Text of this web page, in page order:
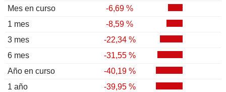
Mes en curso
-6,69 %
1 mes
-8,59 %
3 mes
-22,34 %
6 mes
-31,55 %
Año en curso
-40,19 %
1 año
-39,95 %